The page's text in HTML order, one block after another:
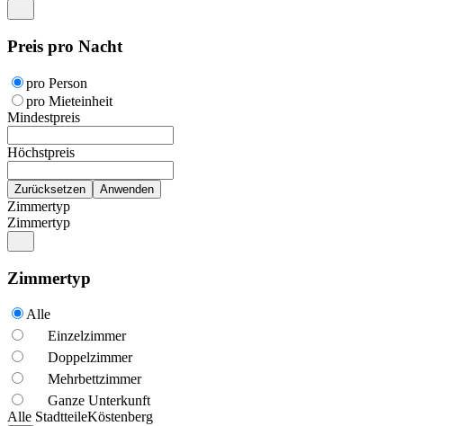
Preis pro Nacht
pro Person
pro Mieteinheit
Mindestpreis
Höchstpreis
Zimmertyp
Zimmertyp
Zimmertyp
Alle
Einzelzimmer
Doppelzimmer
Mehrbettzimmer
Ganze Unterkunft
Alle StadtteileKöstenberg